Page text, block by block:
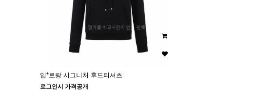
입*로랑 시그니처 후드티셔츠
로그인시 가격공개